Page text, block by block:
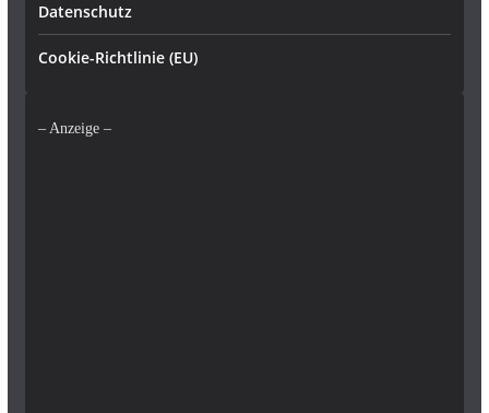
Datenschutz
Cookie-Richtlinie (EU)
– Anzeige –